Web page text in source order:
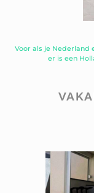
Voor als je
er is een